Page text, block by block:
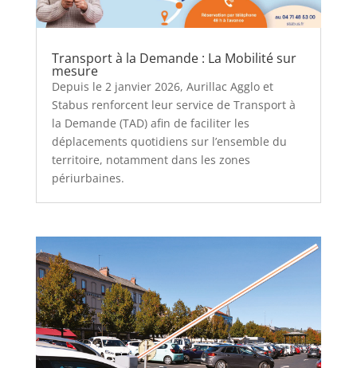
Transport à la Demande : La Mobilité sur
mesure
Depuis le 2 janvier 2026, Aurillac Agglo et
Stabus renforcent leur service de Transport à
la Demande (TAD) afin de faciliter les
déplacements quotidiens sur l’ensemble du
territoire, notamment dans les zones
périurbaines.